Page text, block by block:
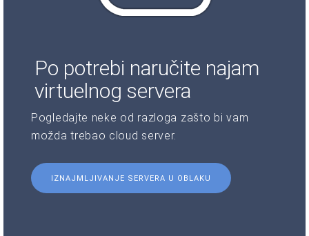
Po potrebi naručite najam
virtuelnog servera
Pogledajte neke od razloga zašto bi vam
možda trebao cloud server.
IZNAJMLJIVANJE SERVERA U OBLAKU